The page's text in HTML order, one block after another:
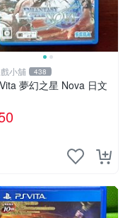
小舖 438
夢幻之星 Nova 日文